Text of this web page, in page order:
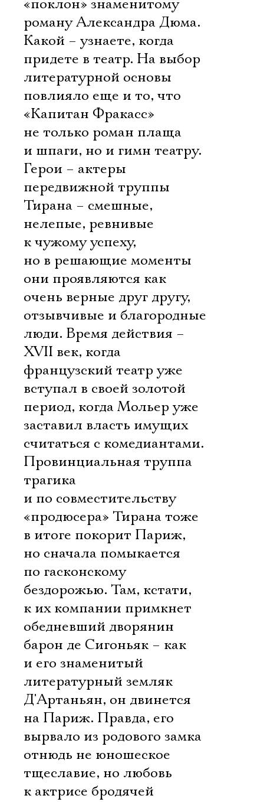
«поклон» знаменитому
роману Александра Дюма.
Какой – узнаете, когда
придете в театр. На выбор
литературной основы
повлияло еще и то, что
«Капитан Фракасс» 
не только роман плаща
и шпаги, но и гимн театру.
Герои – актеры
передвижной труппы
Тирана – смешные,
нелепые, ревнивые
к чужому успеху,
но в решающие моменты
они проявляются как
очень верные друг другу,
отзывчивые и благородные
люди. Время действия –
XVII век, когда
французский театр уже
вступал в своей золотой
период, когда Мольер уже
заставил власть имущих
считаться с комедиантами.
Провинциальная труппа
трагика
и по совместительству
«продюсера» Тирана тоже
в итоге покорит Париж,
но сначала помыкается
по гасконскому
бездорожью. Там, кстати,
к их компании примкнет
обедневший дворянин
барон де Сигоньяк – как
и его знаменитый
литературный земляк
Д'Артаньян, он двинется
на Париж. Правда, его
вырвало из родового замка
отнюдь не юношеское
тщеславие, но любовь
к актрисе бродячей